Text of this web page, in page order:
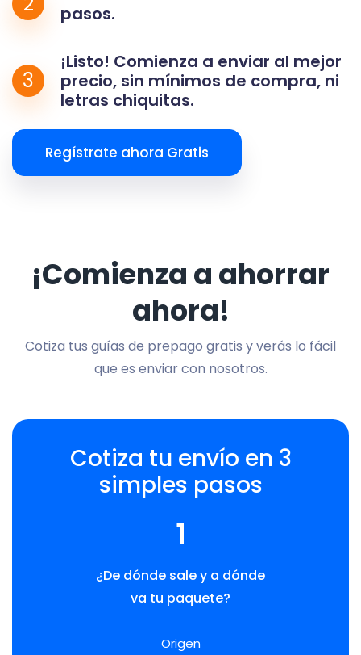
pasos.
3
¡Listo! Comienza a enviar al mejor
precio, sin mínimos de compra, ni
letras chiquitas.
Regístrate ahora Gratis
¡Comienza a ahorrar
ahora!
Cotiza tus guías de prepago gratis y verás lo fácil
que es enviar con nosotros.
Cotiza tu envío en 3
simples pasos
1
¿De dónde sale y a dónde
va tu paquete?
Origen